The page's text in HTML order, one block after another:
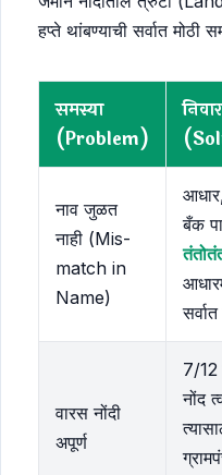
हप्ते थांबण्याची सर्वात मोठी
समस्या
(Problem)
नाव जुळत
नाही (Mis-
match in
Name)
बँक
वारस नोंदी
अपूर्ण
7/12
नोंद